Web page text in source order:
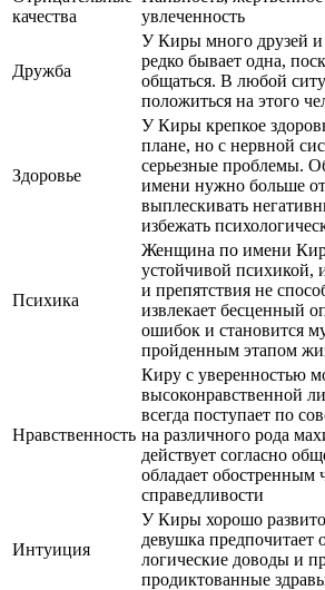
качества
увлеченность
Дружба
У Киры много друзей и
редко бывает одна,
общаться. В любой
положиться на этого
Здоровье
У Киры крепкое
плане, но с нервной
серьезные проблемы.
имени нужно больше
выплескивать
избежать
Психика
Женщина по имени
устойчивой психикой,
и препятствия не
извлекает бесценный
ошибок и становится
пройденным этапом
Нравственность
Киру с уверенностью
высоконравственной
всегда поступает по
на различного рода
действует согласно
обладает обостренным
справедливости
Интуиция
У Киры хорошо
девушка предпочитает
логические доводы и
продиктованные